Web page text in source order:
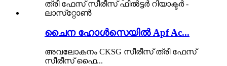
ചൈന ഹോൾസെയിൽ Apf Ac...
അവലോകനം CKSG സീരീസ് ത്രീ ഫേസ്
സീരീസ് ഫൈ...